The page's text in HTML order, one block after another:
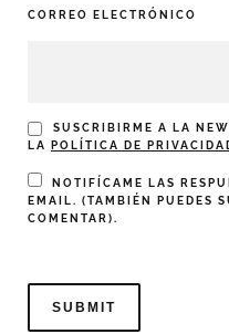
CORREO ELECTRÓNICO
SUSCRIBIRME A LA
LA
POLÍTICA DE
NOTIFÍCAME LAS
EMAIL. (TAMBIÉN PUEDES
COMENTAR).